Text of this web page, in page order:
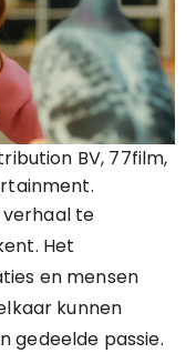
BV, 77film,
te
Het
en mensen
kunnen
gedeelde passie.